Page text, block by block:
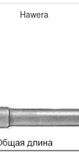
Производитель
Hawera